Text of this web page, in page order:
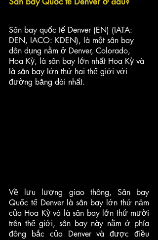
Sân bay quốc tế Denver (EN) (IATA:
DEN, IACO: KDEN), là một sân bay
dân dụng nằm ở Denver, Colorado,
Hoa Kỳ, là sân bay lớn nhất Hoa Kỳ và
là sân bay lớn thứ hai thế giới với
đường băng dài nhất.
Về lưu lượng giao thông, Sân bay
Quốc tế Denver là sân bay lớn thứ năm
của Hoa Kỳ và là sân bay lớn thứ mười
trên thế giới, sân bay này nằm ở phía
đông bắc của Denver và được điều